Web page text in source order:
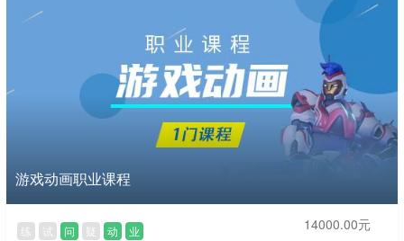
游戏动画职业课程
练 试 问 疑 动 业 14000.00元